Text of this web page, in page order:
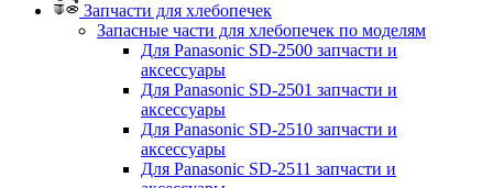
Запчасти для хлебопечек
Запасные части для хлебопечек по моделям
Для Panasonic SD-2500 запчасти и
аксессуары
Для Panasonic SD-2501 запчасти и
аксессуары
Для Panasonic SD-2510 запчасти и
аксессуары
Для Panasonic SD-2511 запчасти и